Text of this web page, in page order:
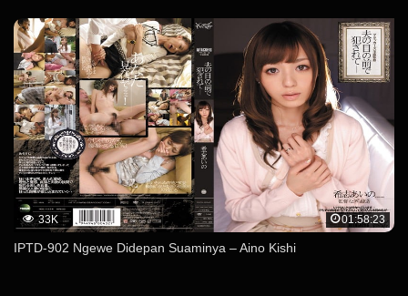
33K 01:58:23
IPTD-902 Ngewe Didepan Suaminya – Aino Kishi